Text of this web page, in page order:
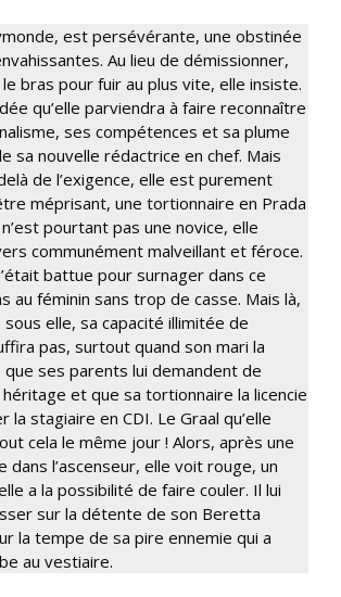
est persévérante, une obstinée
Au lieu de démissionner,
bras pour fuir au plus vite, elle insiste.
qu’elle parviendra à faire reconnaître
ses compétences et sa plume
sa nouvelle rédactrice en chef. Mais
de l’exigence, elle est purement
méprisant, une tortionnaire en Prada
n’est pourtant pas une novice, elle
communément malveillant et féroce.
battue pour surnager dans ce
au féminin sans trop de casse. Mais là,
elle, sa capacité illimitée de
pas, surtout quand son mari la
que ses parents lui demandent de
et que sa tortionnaire la licencie
la stagiaire en CDI. Le Graal qu’elle
cela le même jour ! Alors, après une
dans l’ascenseur, elle voit rouge, un
a la possibilité de faire couler. Il lui
sur la détente de son Beretta
la tempe de sa pire ennemie qui a
au vestiaire.